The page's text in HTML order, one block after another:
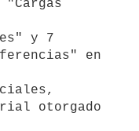
y 7
en
otorgado